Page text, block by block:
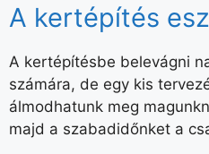
A kertépítés
A kertépítésbe belevágni
számára, de egy kis
álmodhatunk meg
majd a szabadidőnket a